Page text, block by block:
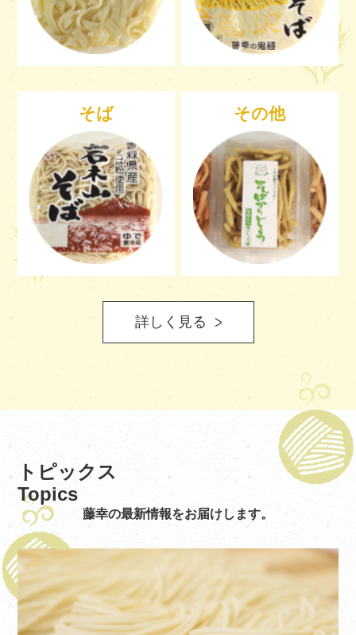
そば その他
詳しく見る
トピックス
Topics
藤幸の最新情報をお届けします。